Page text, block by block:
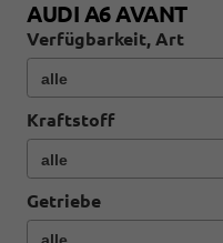
AUDI A6 AVANT
Verfügbarkeit, Art
Kraftstoff
Getriebe